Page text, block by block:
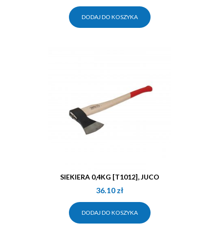
DODAJ DO KOSZYKA
SIEKIERA 0,4KG [T1012], JUCO
36.10 zł
DODAJ DO KOSZYKA